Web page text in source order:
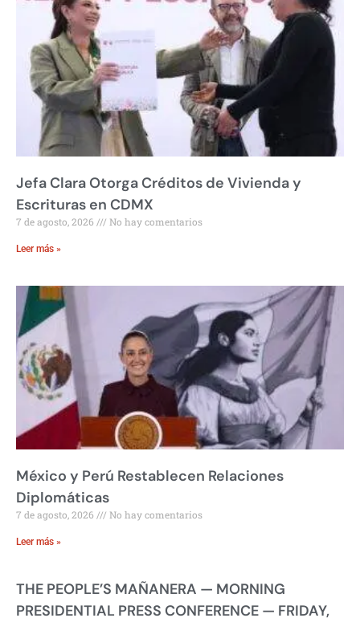
Jefa Clara Otorga Créditos de Vivienda y
Escrituras en CDMX
7 de agosto, 2026 No hay comentarios
Leer más »
México y Perú Restablecen Relaciones
Diplomáticas
7 de agosto, 2026 No hay comentarios
Leer más »
THE PEOPLE’S MAÑANERA — MORNING
PRESIDENTIAL PRESS CONFERENCE — FRIDAY,